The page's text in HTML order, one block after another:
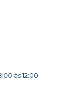
às 12:00